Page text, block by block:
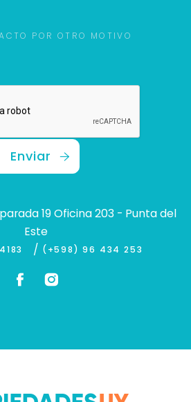
POR OTRO MOTIVO
Enviar
19 Oficina 203 - Punta del
Este
/ (+598) 96 434 253